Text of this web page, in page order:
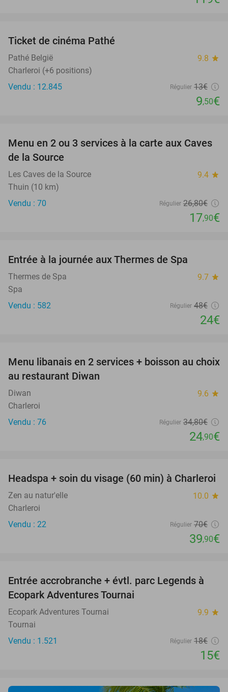
Ticket de cinéma Pathé
Pathé België 9.8 star
Charleroi (+6 positions)
Vendu : 12.845
Régulier 13€
9,50€
33%
Menu en 2 ou 3 services à la carte aux Caves
de la Source
Les Caves de la Source 9.4 star
Thuin (10 km)
Vendu : 70
Régulier 26,80€
17,90€
Entrée à la journée aux Thermes de Spa
Thermes de Spa 9.7 star
Spa
Vendu : 582
Régulier 48€
24€
28%
Menu libanais en 2 services + boisson au choix
au restaurant Diwan
Diwan 9.6 star
Charleroi
Vendu : 76
Régulier 34,80€
24,90€
43%
Headspa + soin du visage (60 min) à Charleroi
Zen au natur'elle 10.0 star
Charleroi
Vendu : 22
Régulier 70€
39,90€
17%
Entrée accrobranche + évtl. parc Legends à
Ecopark Adventures Tournai
Ecopark Adventures Tournai 9.9 star
Tournai
Vendu : 1.521
Régulier 18€
15€